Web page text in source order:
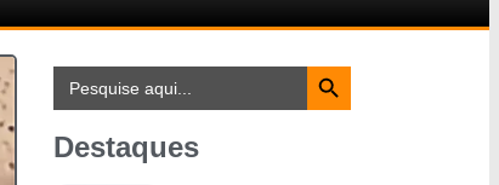
Search
for:
Search Button
Destaques